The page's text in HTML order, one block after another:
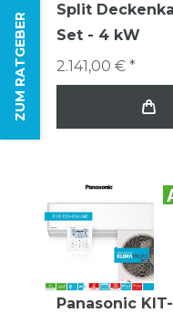
ZUM RATGEBER
Split
Set - 4 kW
2.141,00 € *
Panasonic